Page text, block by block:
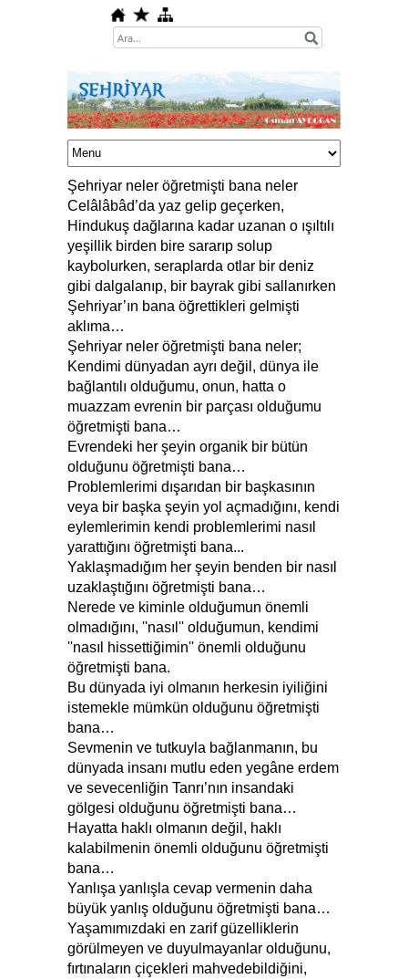
Şehriyar neler öğretmişti bana neler
Celâlâbâd’da yaz gelip geçerken,
Hindukuş dağlarına kadar uzanan o ışıltılı
yeşillik birden bire sararıp solup
kaybolurken, seraplarda otlar bir deniz
gibi dalgalanıp, bir bayrak gibi sallanırken
Şehriyar’ın bana öğrettikleri gelmişti
aklıma…
Şehriyar neler öğretmişti bana neler;
Kendimi dünyadan ayrı değil, dünya ile
bağlantılı olduğumu, onun, hatta o
muazzam evrenin bir parçası olduğumu
öğretmişti bana…
Evrendeki her şeyin organik bir bütün
olduğunu öğretmişti bana…
Problemlerimi dışarıdan bir başkasının
veya bir başka şeyin yol açmadığını, kendi
eylemlerimin kendi problemlerimi nasıl
yarattığını öğretmişti bana...
Yaklaşmadığım her şeyin benden bir nasıl
uzaklaştığını öğretmişti bana…
Nerede ve kiminle olduğumun önemli
olmadığını, ''nasıl'' olduğumun, kendimi
''nasıl hissettiğimin'' önemli olduğunu
öğretmişti bana.
Bu dünyada iyi olmanın herkesin iyiliğini
istemekle mümkün olduğunu öğretmişti
bana…
Sevmenin ve tutkuyla bağlanmanın, bu
dünyada insanı mutlu eden yegâne erdem
ve sevecenliğin Tanrı’nın insandaki
gölgesi olduğunu öğretmişti bana…
Hayatta haklı olmanın değil, haklı
kalabilmenin önemli olduğunu öğretmişti
bana…
Yanlışa yanlışla cevap vermenin daha
büyük yanlış olduğunu öğretmişti bana…
Yaşamımızdaki en zarif güzelliklerin
görülmeyen ve duyulmayanlar olduğunu,
fırtınaların çiçekleri mahvedebildiğini,